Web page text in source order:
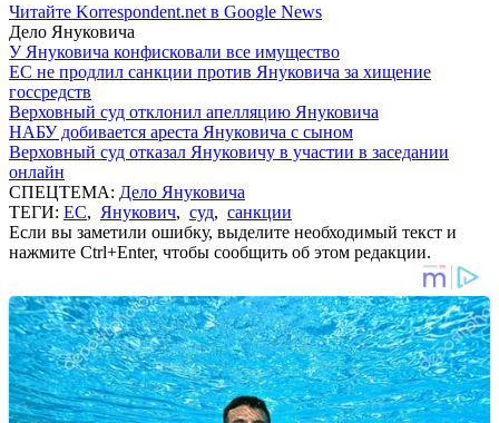
Читайте Korrespondent.net в Google News
Дело Януковича
У Януковича конфисковали все имущество
ЕС не продлил санкции против Януковича за хищение
госсредств
Верховный суд отклонил апелляцию Януковича
НАБУ добивается ареста Януковича с сыном
Верховный суд отказал Януковичу в участии в заседании
онлайн
СПЕЦТЕМА: Дело Януковича
ТЕГИ: ЕС, Янукович, суд, санкции
Если вы заметили ошибку, выделите необходимый текст и
нажмите Ctrl+Enter, чтобы сообщить об этом редакции.